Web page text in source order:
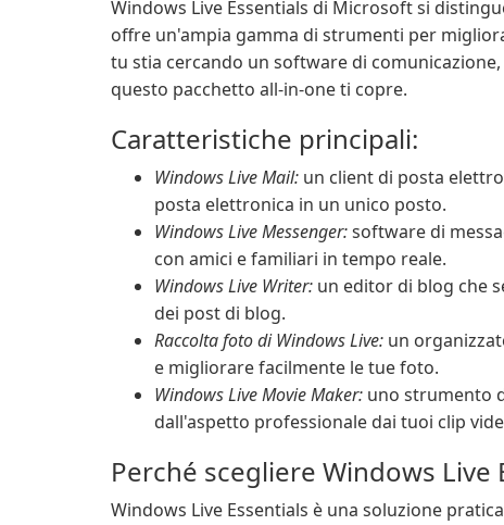
Windows Live Essentials di Microsoft si
offre un'ampia gamma di strumenti per
tu stia cercando un software di
questo pacchetto all-in-one ti copre.
Caratteristiche principali:
Windows Live Mail: un client di posta
posta elettronica in un unico posto.
Windows Live Messenger:software di
con amici e familiari in tempo reale.
Windows Live Writer: un editor di blog che
dei post di blog.
Raccolta foto di Windows Live: un
e migliorare facilmente le tue foto.
Windows Live Movie Maker: uno strumento
dall'aspetto professionale dai tuoi clip
Perché scegliere Windows Live
Windows Live Essentials è una soluzione